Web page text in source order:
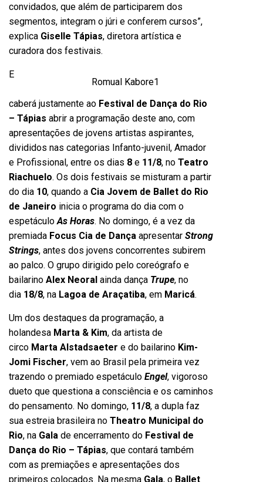
convidados, que além de participarem dos
segmentos, integram o júri e conferem cursos”,
explica Giselle Tápias, diretora artística e
curadora dos festivais.
Romual Kabore1
E
caberá justamente ao Festival de Dança do Rio
– Tápias abrir a programação deste ano, com
apresentações de jovens artistas aspirantes,
divididos nas categorias Infanto-juvenil, Amador
e Profissional, entre os dias 8 e 11/8, no Teatro
Riachuelo. Os dois festivais se misturam a partir
do dia 10, quando a Cia Jovem de Ballet do Rio
de Janeiro inicia o programa do dia com o
espetáculoAs Horas. No domingo, é a vez da
premiada Focus Cia de Dança apresentar Strong
Strings, antes dos jovens concorrentes subirem
ao palco. O grupo dirigido pelo coreógrafo e
bailarino Alex Neoral ainda dança Trupe, no
dia 18/8, na Lagoa de Araçatiba, em Maricá.
Um dos destaques da programação, a
holandesa Marta & Kim, da artista de
circo Marta Alstadsaeter e do bailarino Kim-
Jomi Fischer, vem ao Brasil pela primeira vez
trazendo o premiado espetáculo Engel, vigoroso
dueto que questiona a consciência e os caminhos
do pensamento. No domingo, 11/8, a dupla faz
sua estreia brasileira no Theatro Municipal do
Rio, na Gala de encerramento do Festival de
Dança do Rio – Tápias, que contará também
com as premiações e apresentações dos
primeiros colocados. Na mesma Gala, o Ballet